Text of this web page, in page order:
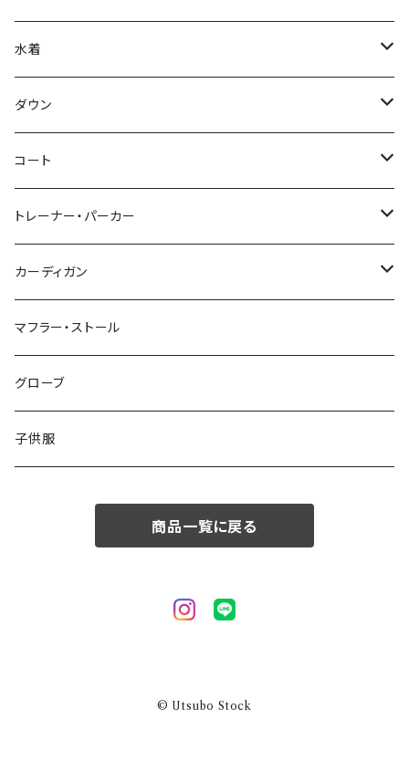
水着
～44/S
46/M
48/L
50/XL～
ダウン
～44/S
46/M
48/L
50/XL～
コート
～44/S
46/M
48/L
50/XL～
トレーナー・パーカー
～44/S
46/M
48/L
50/XL～
カーディガン
～44/S
46/M
48/L
マフラー・ストール
グローブ
子供服
商品一覧に戻る
© Utsubo Stock